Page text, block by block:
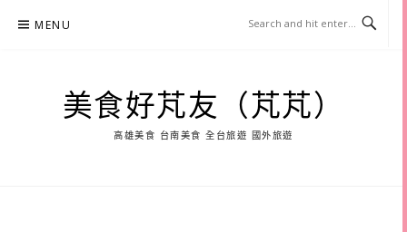
MENU
美食好芃友（芃芃）
高雄美食 台南美食 全台旅遊 國外旅遊